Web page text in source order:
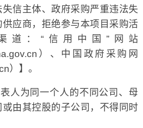
信主体、政府采购严重违法失
应商，拒绝参与本项目采购活
道：“信用中国”网站
）、中国政府采购网
）】。
为同一个人的不同公司、母
由其控股的子公司，不得同时